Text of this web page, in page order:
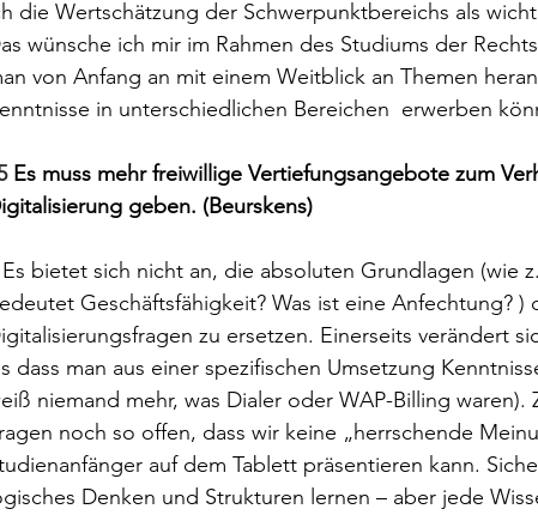
die Wertschätzung der Schwerpunktbereichs als
wünsche ich mir im Rahmen des Studiums der
von Anfang an mit einem Weitblick an Themen
in unterschiedlichen Bereichen  erwerben
Es muss mehr freiwillige Vertiefungsangebote zum
geben. (Beurskens)
bietet sich nicht an, die absoluten Grundlagen (wie
Geschäftsfähigkeit? Was ist eine Anfechtung? )
zu ersetzen. Einerseits verändert
dass man aus einer spezifischen Umsetzung
niemand mehr, was Dialer oder WAP-Billing
noch so offen, dass wir keine „herrschende
auf dem Tablett präsentieren kann.
Denken und Strukturen lernen – aber jede